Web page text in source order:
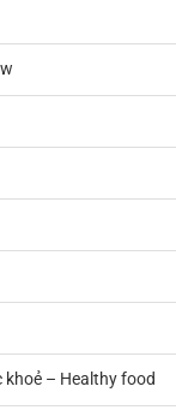
– Healthy food